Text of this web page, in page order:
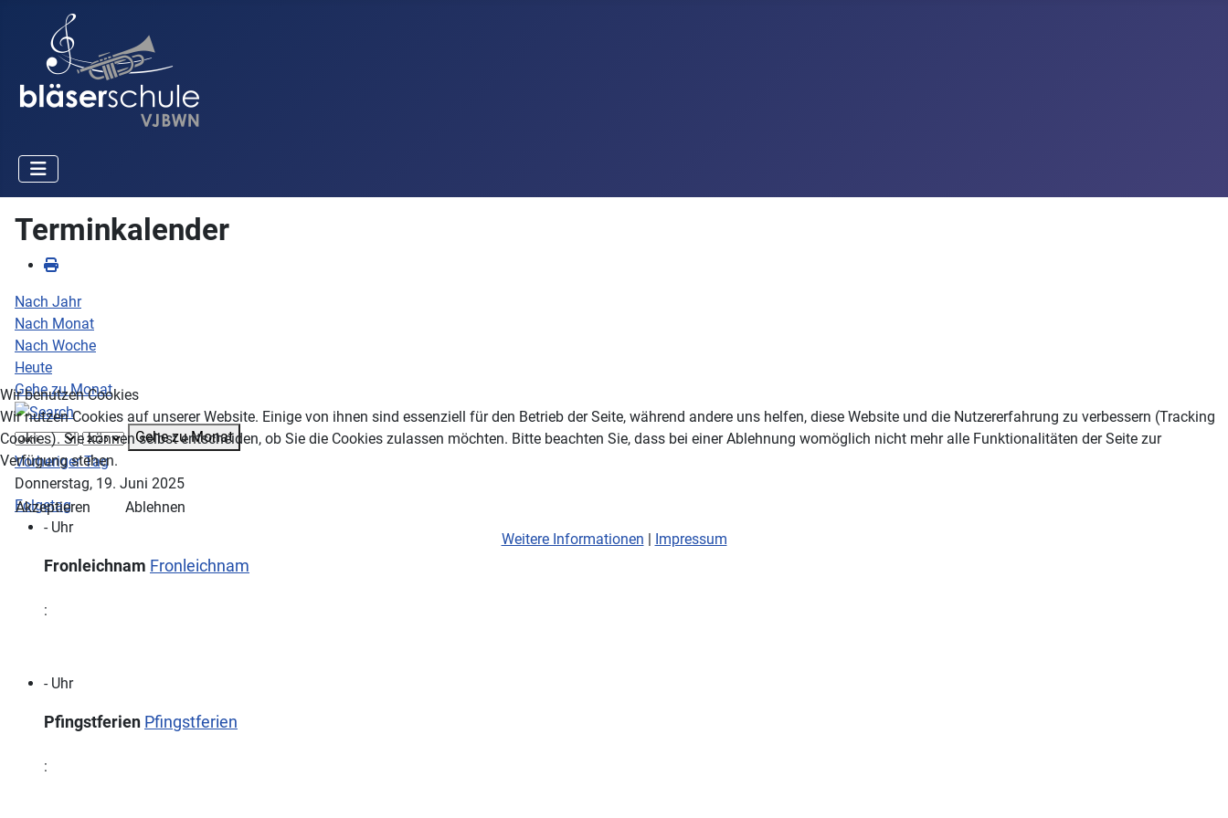
Terminkalender
Nach Jahr
Nach Monat
Nach Woche
Heute
Gehe zu Monat
Gehe zu Monat
Vorheriger Tag
Donnerstag, 19. Juni 2025
Folgetag
- Uhr
Fronleichnam Fronleichnam
:
- Uhr
Pfingstferien Pfingstferien
:
Wir benutzen Cookies
Wir nutzen Cookies auf unserer Website. Einige von ihnen sind essenziell für den Betrieb der Seite, während andere uns helfen, diese Website und die Nutzererfahrung zu verbessern (Tracking
Cookies). Sie können selbst entscheiden, ob Sie die Cookies zulassen möchten. Bitte beachten Sie, dass bei einer Ablehnung womöglich nicht mehr alle Funktionalitäten der Seite zur
Verfügung stehen.
Akzeptieren
Ablehnen
Weitere Informationen | Impressum